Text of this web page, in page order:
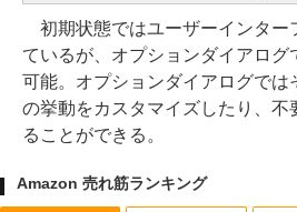
初期状態ではユーザーインター
ているが、オプションダイアログ
可能。オプションダイアログでは
の挙動をカスタマイズしたり、不
ることができる。
Amazon 売れ筋ランキング